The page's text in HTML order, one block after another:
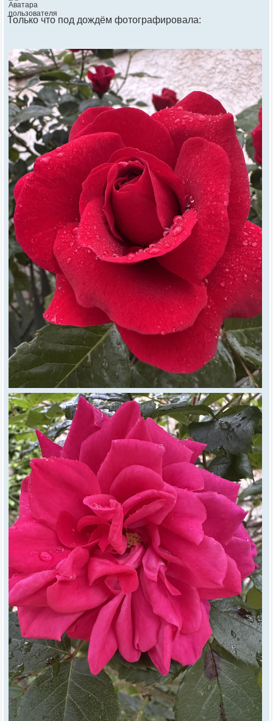
Только что под дождём фотографировала: